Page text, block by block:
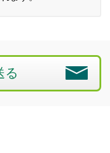
る